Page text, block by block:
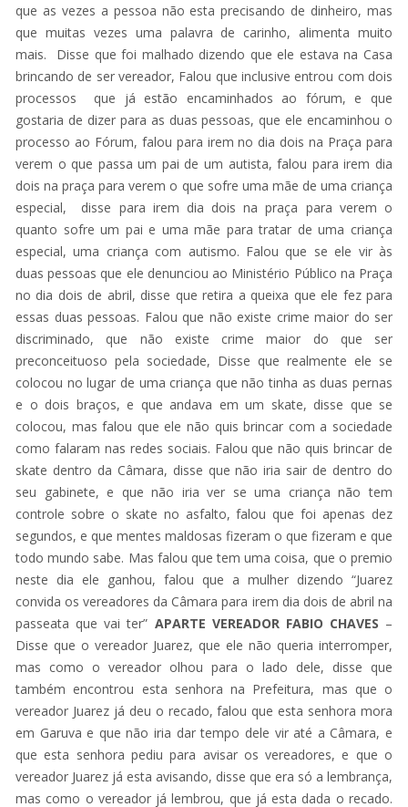
que as vezes a pessoa não esta precisando de dinheiro, mas
que muitas vezes uma palavra de carinho, alimenta muito
mais. Disse que foi malhado dizendo que ele estava na Casa
brincando de ser vereador, Falou que inclusive entrou com dois
processos que já estão encaminhados ao fórum, e que
gostaria de dizer para as duas pessoas, que ele encaminhou o
processo ao Fórum, falou para irem no dia dois na Praça para
verem o que passa um pai de um autista, falou para irem dia
dois na praça para verem o que sofre uma mãe de uma criança
especial, disse para irem dia dois na praça para verem o
quanto sofre um pai e uma mãe para tratar de uma criança
especial, uma criança com autismo. Falou que se ele vir às
duas pessoas que ele denunciou ao Ministério Público na Praça
no dia dois de abril, disse que retira a queixa que ele fez para
essas duas pessoas. Falou que não existe crime maior do ser
discriminado, que não existe crime maior do que ser
preconceituoso pela sociedade, Disse que realmente ele se
colocou no lugar de uma criança que não tinha as duas pernas
e o dois braços, e que andava em um skate, disse que se
colocou, mas falou que ele não quis brincar com a sociedade
como falaram nas redes sociais. Falou que não quis brincar de
skate dentro da Câmara, disse que não iria sair de dentro do
seu gabinete, e que não iria ver se uma criança não tem
controle sobre o skate no asfalto, falou que foi apenas dez
segundos, e que mentes maldosas fizeram o que fizeram e que
todo mundo sabe. Mas falou que tem uma coisa, que o premio
neste dia ele ganhou, falou que a mulher dizendo “Juarez
convida os vereadores da Câmara para irem dia dois de abril na
passeata que vai ter” APARTE VEREADOR FABIO CHAVES –
Disse que o vereador Juarez, que ele não queria interromper,
mas como o vereador olhou para o lado dele, disse que
também encontrou esta senhora na Prefeitura, mas que o
vereador Juarez já deu o recado, falou que esta senhora mora
em Garuva e que não iria dar tempo dele vir até a Câmara, e
que esta senhora pediu para avisar os vereadores, e que o
vereador Juarez já esta avisando, disse que era só a lembrança,
mas como o vereador já lembrou, que já esta dada o recado.